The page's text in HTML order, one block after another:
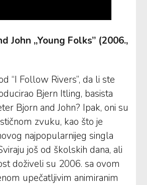
John „Young Folks” (2006.,
“I Follow Rivers”, da li ste
Bjern Itling, basista
Bjorn and John? Ipak, oni su
zvuku, kao što je
najpopularnijeg singla
još od školskih dana, ali
doživeli su 2006. sa ovom
upečatljivim animiranim